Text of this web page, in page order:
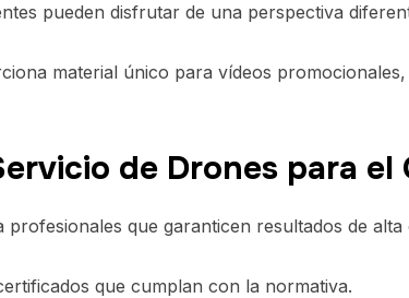
pueden disfrutar de una perspectiva
material único para vídeos
de Drones para el
que garanticen resultados de
que cumplan con la normativa.